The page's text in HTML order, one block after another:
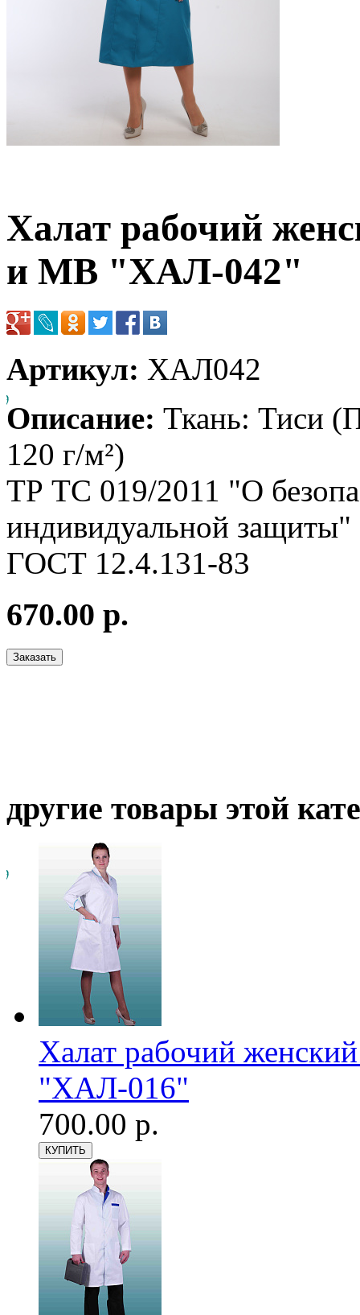
Халат рабочий
и МВ "ХАЛ-042"
Артикул: ХАЛ042
Описание: Ткань: Тиси
120 г/м²)
ТР ТС 019/2011 "О
индивидуальной защиты"
ГОСТ 12.4.131-83
670.00 р.
другие товары этой
Халат рабочий
"ХАЛ-016"
700.00 р.